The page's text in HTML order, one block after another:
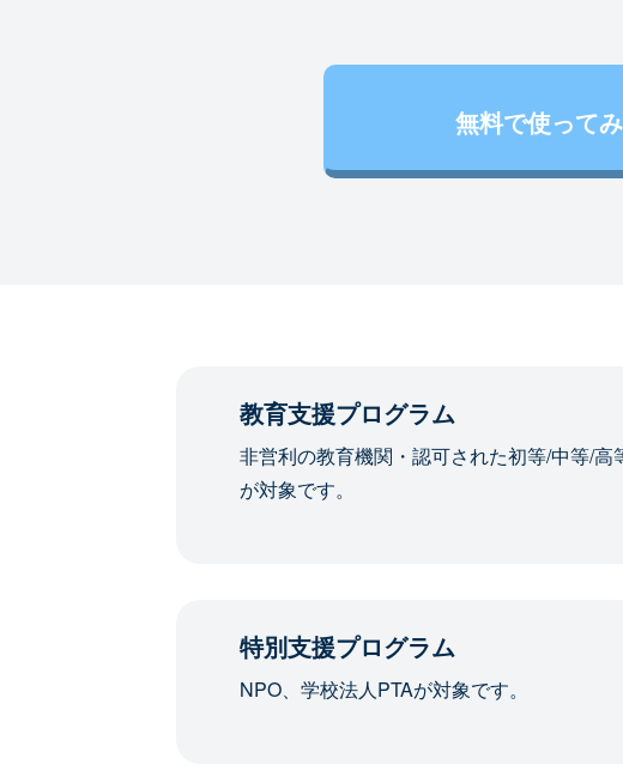
無料で使って
教育支援プログラム
非営利の教育機関・認可された初等/中等/
が対象です。
特別支援プログラム
NPO、学校法人PTAが対象です。